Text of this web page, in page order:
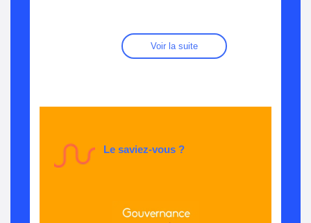
Voir la suite
Le saviez-vous ?